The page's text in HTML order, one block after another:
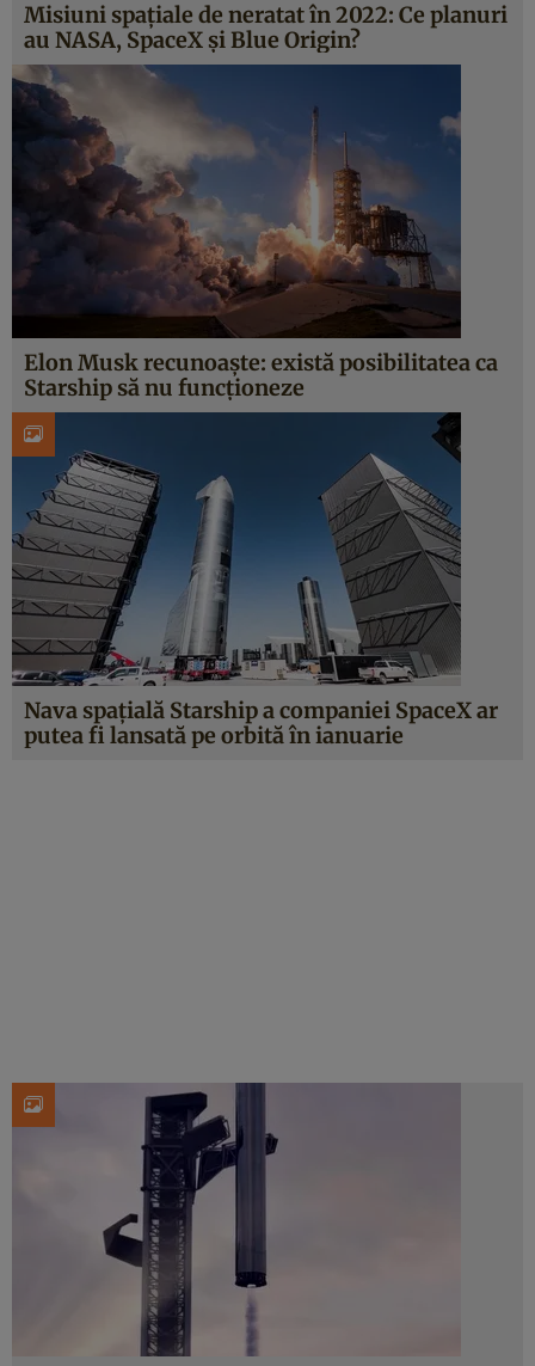
Misiuni spațiale de neratat în 2022: Ce planuri
au NASA, SpaceX și Blue Origin?
Elon Musk recunoaște: există posibilitatea ca
Starship să nu funcționeze
Nava spațială Starship a companiei SpaceX ar
putea fi lansată pe orbită în ianuarie